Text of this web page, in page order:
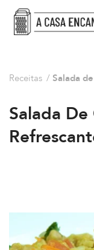
Receitas / Salada
Salada